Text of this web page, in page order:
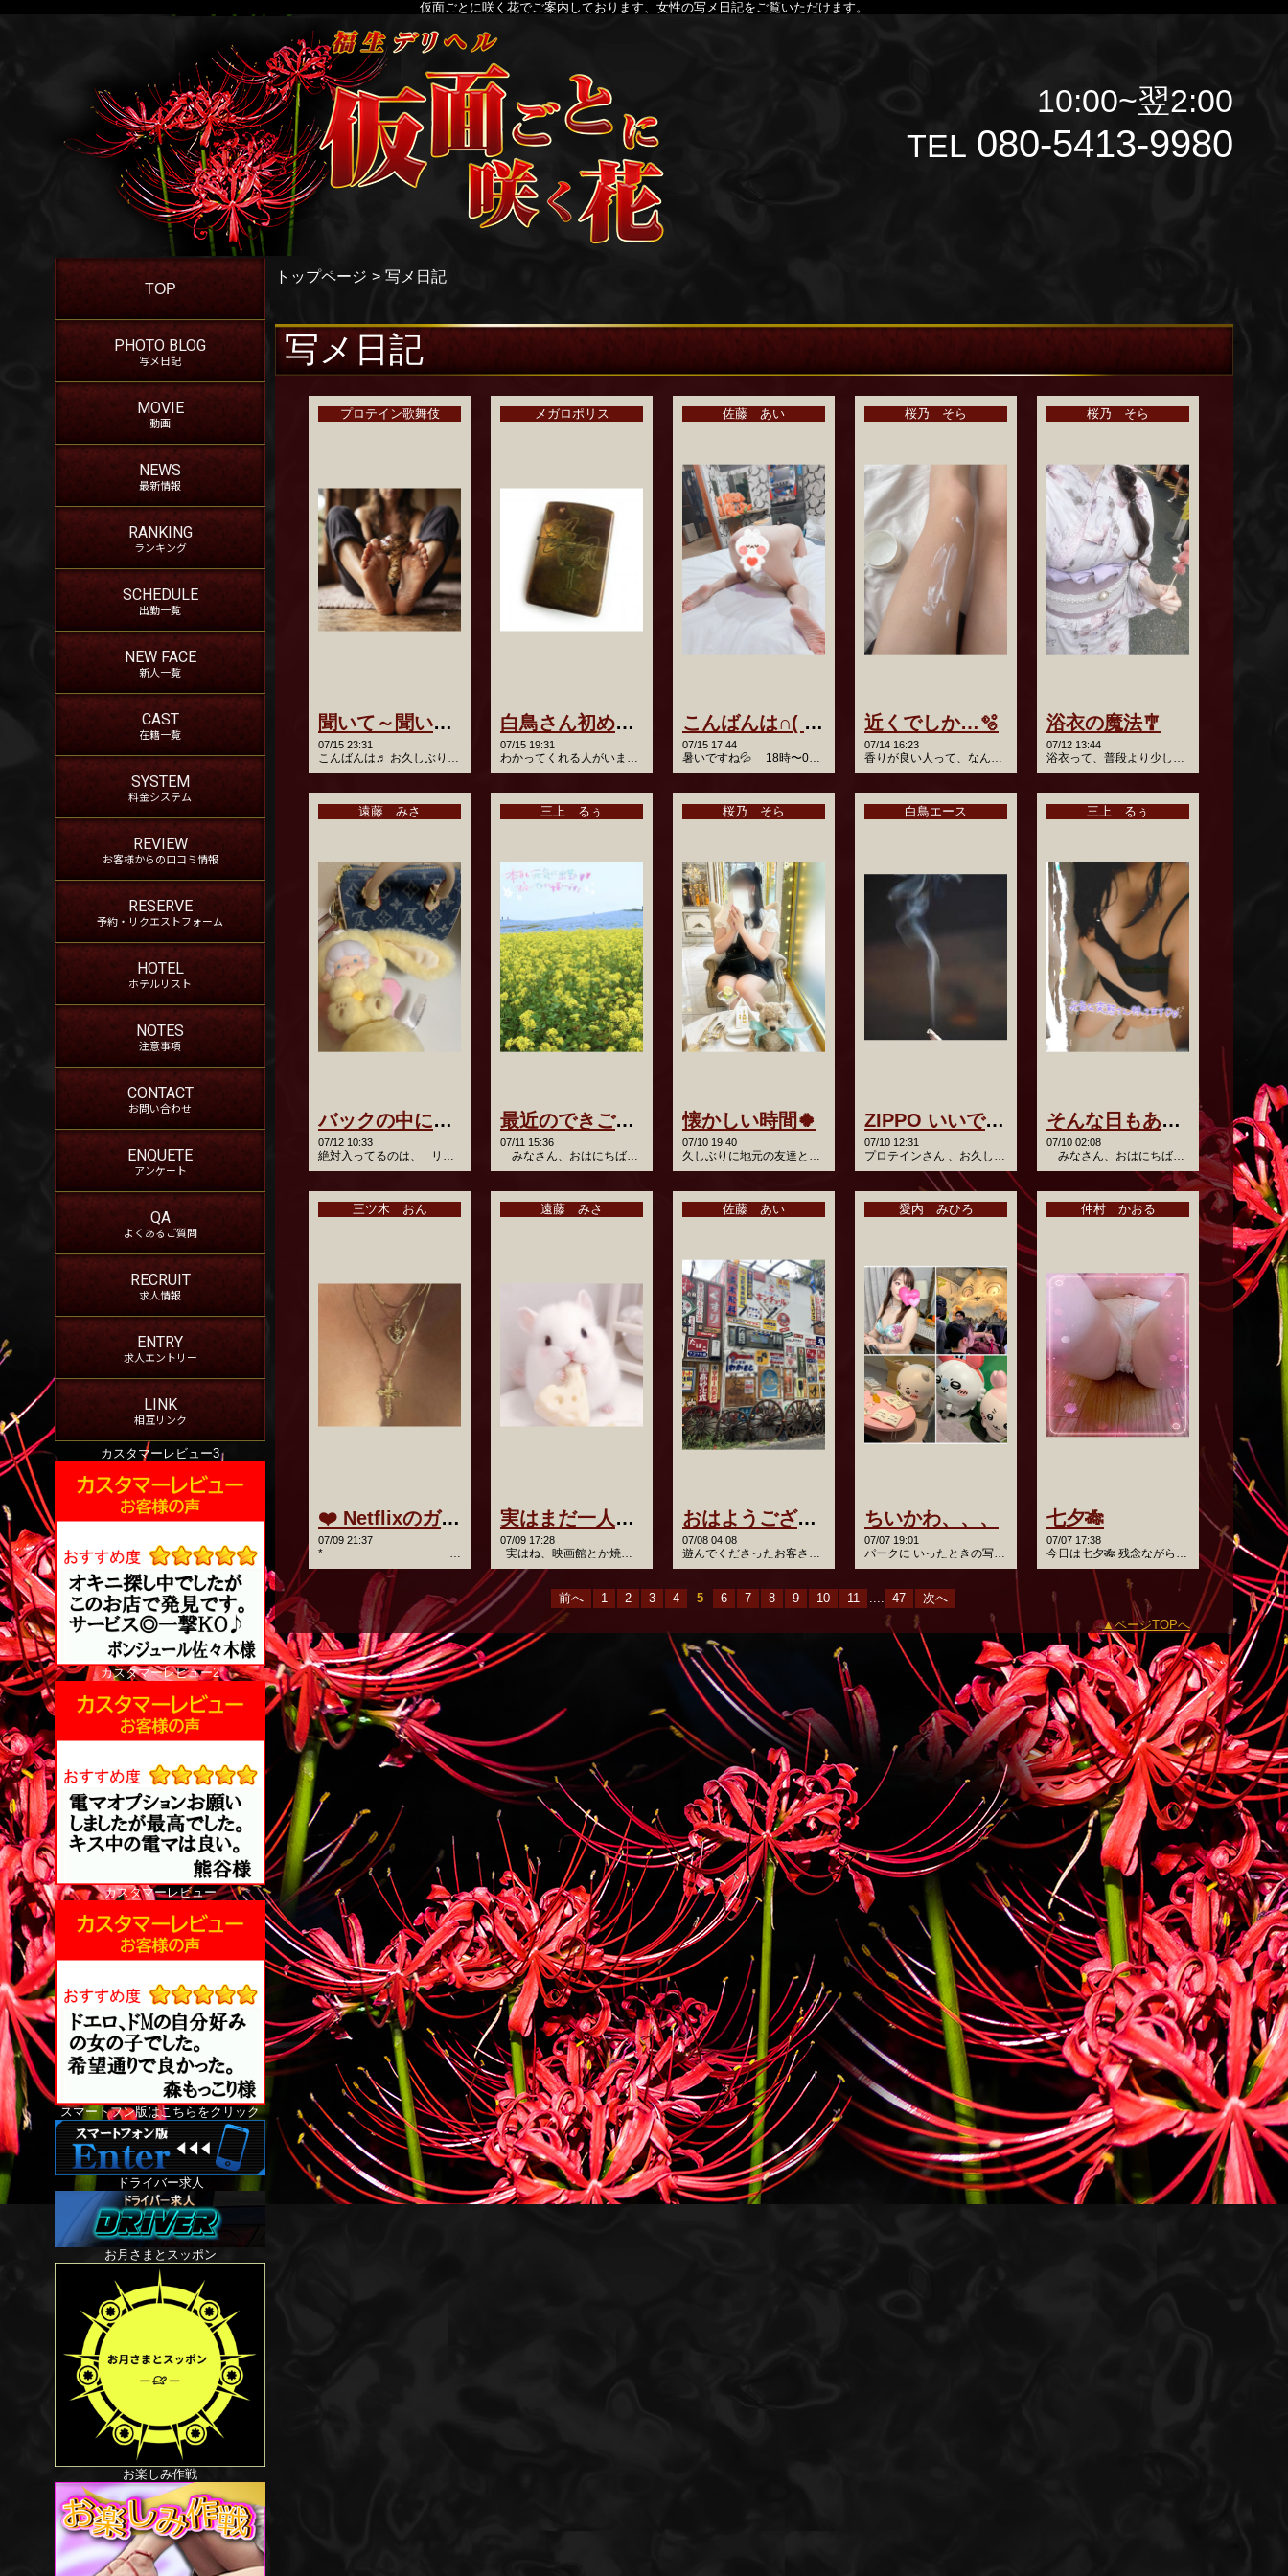
仮面ごとに咲く花でご案内しております、女性の写メ日記をご覧いただけます。
10:00~翌2:00
TEL 080-5413-9980
TOP
PHOTO BLOG
写メ日記
MOVIE
動画
NEWS
最新情報
RANKING
ランキング
SCHEDULE
出勤一覧
NEW FACE
新人一覧
CAST
在籍一覧
SYSTEM
料金システム
REVIEW
お客様からの口コミ情報
RESERVE
予約・リクエストフォーム
HOTEL
ホテルリスト
NOTES
注意事項
CONTACT
お問い合わせ
ENQUETE
アンケート
QA
よくあるご質問
RECRUIT
求人情報
ENTRY
求人エントリー
LINK
相互リンク
カスタマーレビュー3
カスタマーレビュー2
カスタマーレビュー
スマートフン版はこちらをクリック
ドライバー求人
お月さまとスッポン
お楽しみ作戦
トップページ 写メ日記
写メ日記
プロテイン歌舞伎
聞いて～聞いて～
07/15 23:31
こんばんは♬ お久しぶりです!! みなさん、 もうお気づきでし…
メガロポリス
白鳥さん初めまして
07/15 19:31
わかってくれる人がいました😊 ZIPPOのオイルの独特の匂いは10…
佐藤 あい
こんばんは∩︎( ´∀︎｀)∩︎
07/15 17:44
暑いですね💦 18時〜0時出勤します。 刺激的な夜をすごしま…
桜乃 そら
近くでしか…🫧
07/14 16:23
香りが良い人って、なんか近くにいるだけでドキドキしちゃう…
桜乃 そら
浴衣の魔法🎐
07/12 13:44
浴衣って、普段より少しだけ大人っぽく見える気がしない？🤍 …
遠藤 みさ
バックの中に必ず入っているもの👜💜
07/12 10:33
絶対入ってるのは、 リップ、モバイルバッテリー、 お財布、…
三上 るぅ
最近のできごと(⁠ ⁠ꈍ⁠ᴗ⁠ꈍ⁠)
07/11 15:36
みなさん、おはにちばんわ！ るぅです☺️ 今回…
桜乃 そら
懐かしい時間🍀
07/10 19:40
久しぶりに地元の友達と遊んできた🥹 会ってない時間なんてな…
白鳥エース
ZIPPO いいですよね〜！
07/10 12:31
プロテインさん 、お久しぶりです ボクも一時期ZIPPO使って…
三上 るぅ
そんな日もある😇
07/10 02:08
みなさん、おはにちばんわ！ るぅです☺️ …
三ツ木 おん
❤️ Netflixのガス人間観たいのよねー！
07/09 21:37
* …
遠藤 みさ
実はまだ一人でできないこと💜
07/09 17:28
実はね、映画館とか焼肉とか… ひとりだとまだちょっと勇気…
佐藤 あい
おはようございます(*´°`*)
07/08 04:08
遊んでくださったお客さま。 楽しいお時間をありがとうござい…
愛内 みひろ
ちいかわ、、、
07/07 19:01
パークに いったときの写真です〜🤗 すごく可愛かったし 楽し…
仲村 かおる
七夕🎋
07/07 17:38
今日は七夕🎋 残念ながら曇りだけどね 関東はこの時期梅雨だ…
前へ 1 2 3 4 5 6 7 8 9 10 11 .... 47
次へ
ページTOPへ